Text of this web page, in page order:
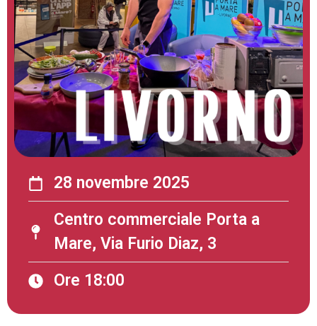
28 novembre 2025
Centro commerciale Porta a
Mare, Via Furio Diaz, 3
Ore 18:00